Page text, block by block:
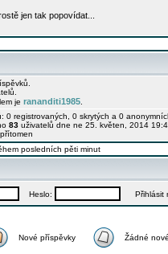
jen tak popovídat...
je rananditi1985
0 registrovaných, 0 skrytých a 0
83 uživatelů dne ne 25. květen, 2014
posledních pěti minut
Heslo: Přihlásit
Nové příspěvky Žádné